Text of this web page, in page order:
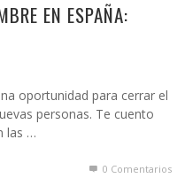
EN ESPAÑA:
oportunidad para cerrar el
personas. Te cuento
las …
0 Comentarios